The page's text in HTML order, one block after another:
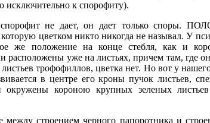
исключительно к спорофиту).
не дает, он дает только споры.
цветком никто никогда не называл. У
же положение на конце стебля, как и
расположены уже на листьях, причем там, где
трофофиллов, цветка нет. Но вот у
в центре его кроны пучок листьев,
короною крупных зеленых
между строением черного папоротника и